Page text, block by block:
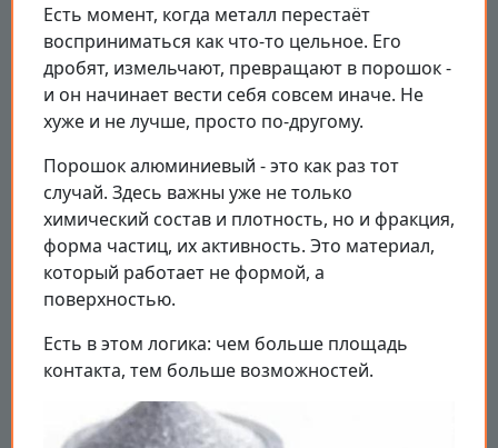
Есть момент, когда металл перестаёт
восприниматься как что-то цельное. Его
дробят, измельчают, превращают в порошок -
и он начинает вести себя совсем иначе. Не
хуже и не лучше, просто по-другому.
Порошок алюминиевый - это как раз тот
случай. Здесь важны уже не только
химический состав и плотность, но и фракция,
форма частиц, их активность. Это материал,
который работает не формой, а
поверхностью.
Есть в этом логика: чем больше площадь
контакта, тем больше возможностей.